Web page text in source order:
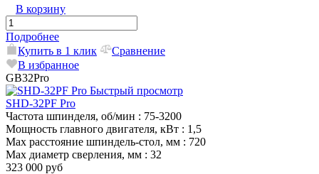
В корзину
Подробнее
Купить в 1 клик
Сравнение
В избранное
GB32Pro
Быстрый просмотр
SHD-32PF Pro
Частота шпинделя, об/мин : 75-3200
Мощность главного двигателя, кВт : 1,5
Max расстояние шпиндель-стол, мм : 720
Max диаметр сверления, мм : 32
323 000 руб